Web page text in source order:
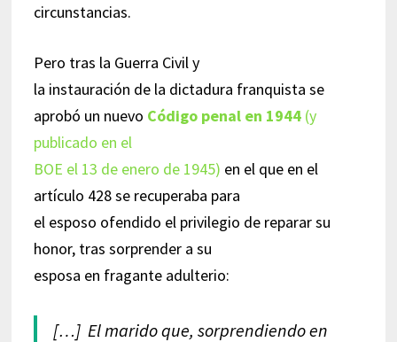
circunstancias.
Pero tras la Guerra Civil y
la instauración de la dictadura franquista se
aprobó un nuevo Código penal en 1944(y
publicado en el
BOE el 13 de enero de 1945) en el que en el
artículo 428 se recuperaba para
el esposo ofendido el privilegio de reparar su
honor, tras sorprender a su
esposa en fragante adulterio:
[…] El marido que, sorprendiendo en